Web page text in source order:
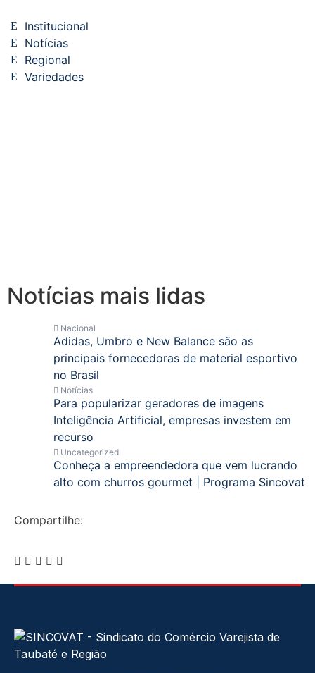
Institucional
Notícias
Regional
Variedades
Notícias mais lidas
Nacional
Adidas, Umbro e New Balance são as
principais fornecedoras de material esportivo
no Brasil
Notícias
Para popularizar geradores de imagens
Inteligência Artificial, empresas investem em
recurso
Uncategorized
Conheça a empreendedora que vem lucrando
alto com churros gourmet | Programa Sincovat
Compartilhe: